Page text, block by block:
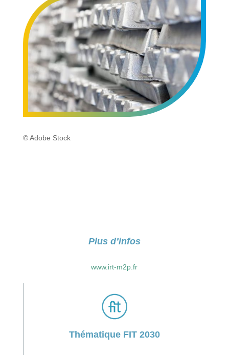
© Adobe Stock
Plus d’infos
www.irt-m2p.fr
Thématique FIT 2030